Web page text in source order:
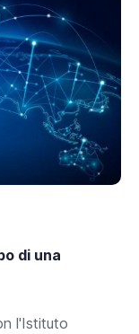
di una
l'Istituto